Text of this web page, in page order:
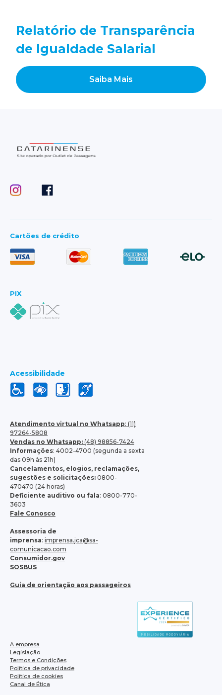
Relatório de Transparência
de Igualdade Salarial
Saiba Mais
Cartões de crédito
PIX
Acessibilidade
Atendimento virtual no Whatsapp: (11)
97264-5808
Vendas no Whatsapp: (48) 98856-7424
Informações: 4002-4700 (segunda a sexta
das 09h às 21h)
Cancelamentos, elogios, reclamações,
sugestões e solicitações: 0800-
470470 (24 horas)
Deficiente auditivo ou fala: 0800-770-
3603
Fale Conosco
Assessoria de
imprensa: imprensa.jca@sa-
comunicacao.com
Consumidor.gov
SOSBUS
Guia de orientação aos passageiros
A empresa
Legislação
Termos e Condições
Política de privacidade
Política de cookies
Canal de Ética